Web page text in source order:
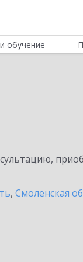
обучение
, Смоленская